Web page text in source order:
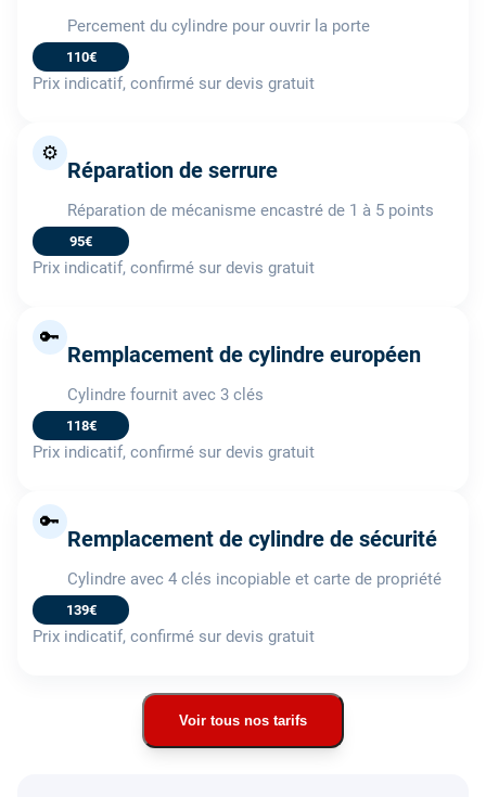
Percement du cylindre pour ouvrir la porte
110€
Prix indicatif, confirmé sur devis gratuit
⚙️
Réparation de serrure
Réparation de mécanisme encastré de 1 à 5 points
95€
Prix indicatif, confirmé sur devis gratuit
🔑
Remplacement de cylindre européen
Cylindre fournit avec 3 clés
118€
Prix indicatif, confirmé sur devis gratuit
🔑
Remplacement de cylindre de sécurité
Cylindre avec 4 clés incopiable et carte de propriété
139€
Prix indicatif, confirmé sur devis gratuit
Voir tous nos tarifs